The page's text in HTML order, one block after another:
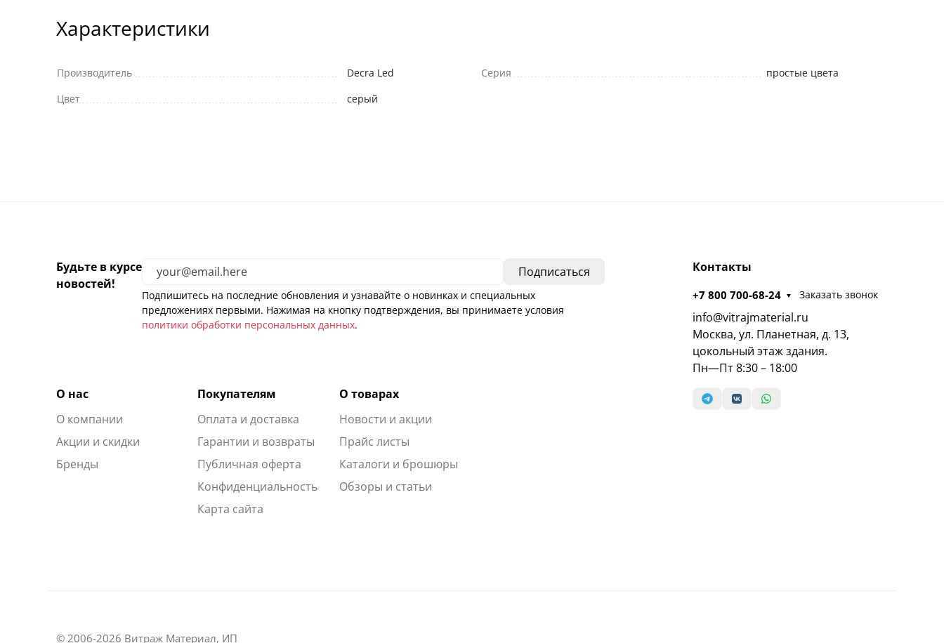
Характеристики
Производитель
Decra Led
Цвет
серый
Серия простые цвета
Будьте в курсе
новостей!
Подпишитесь на последние обновления и узнавайте о новинках и специальных
предложениях первыми. Нажимая на кнопку подтверждения, вы принимаете условия
политики обработки персональных данных.
О нас
О компании
Акции и скидки
Бренды
Покупателям
Оплата и доставка
Гарантии и возвраты
Публичная оферта
Конфиденциальность
Карта сайта
О товарах
Новости и акции
Прайс листы
Каталоги и брошюры
Обзоры и статьи
Контакты
+7 800 700-68-24 Заказать звонок
info@vitrajmaterial.ru
Москва, ул. Планетная, д. 13,
цокольный этаж здания.
Пн—Пт 8:30 – 18:00
© 2006-2026 Витраж Материал, ИП